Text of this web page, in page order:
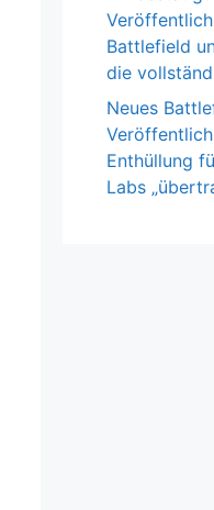
Battlefield
die
Neues
Enthüllung
Labs